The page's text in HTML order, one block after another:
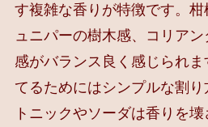
す複雑な香りが特徴です。
ュニパーの樹木感、コリア
感がバランス良く感じられ
てるためにはシンプルな割り
トニックやソーダは香りを